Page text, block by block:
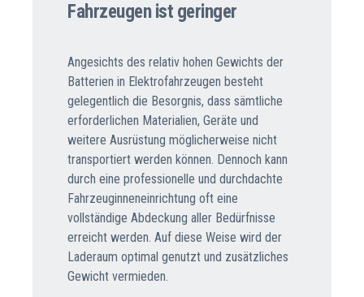
Fahrzeugen ist geringer
Angesichts des relativ hohen Gewichts der
Batterien in Elektrofahrzeugen besteht
gelegentlich die Besorgnis, dass sämtliche
erforderlichen Materialien, Geräte und
weitere Ausrüstung möglicherweise nicht
transportiert werden können. Dennoch kann
durch eine professionelle und durchdachte
Fahrzeuginneneinrichtung oft eine
vollständige Abdeckung aller Bedürfnisse
erreicht werden. Auf diese Weise wird der
Laderaum optimal genutzt und zusätzliches
Gewicht vermieden.